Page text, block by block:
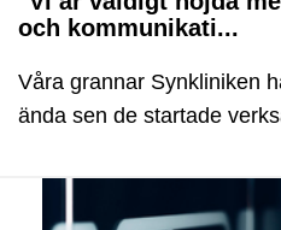
och kommunikati...
Våra grannar Synkliniken
ända sen de startade